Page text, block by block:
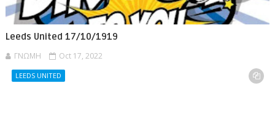
Leeds United 17/10/1919
ΓΝΩΜΗ Oct 17, 2022
LEEDS UNITED